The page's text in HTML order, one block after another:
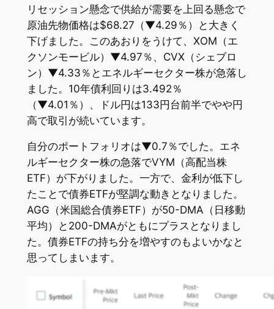
リセッション懸念で供給が需要を上回る懸念で
原油先物価格は$68.27（▼4.29％）と大きく
下げました。このあおりをうけて、XOM（エ
クソンモービル）▼4.97％、CVX（シェブロ
ン）▼4.33％とエネルギーセクター株が急落し
ました。10年債利回りは3.492％
（▼4.01％）、ドル円は133円台前半でやや円
高で取引が続いています。
自分のポートフォリオは▼0.7％でした。エネ
ルギーセクター株の急落でVYM（高配当株
ETF）が下がりました。一方で、金利が低下し
たことで債券ETFが堅調な動きとなりました。
AGG（米国総合債券ETF）が50-DMA（日移動
平均）と200-DMAがともにプラスとなりまし
た。債券ETFの持ち分を増やすのもよいかなと
思ってしまいます。